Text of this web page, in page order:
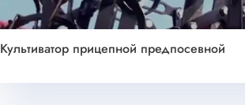
Культиватор прицепной предпосевной